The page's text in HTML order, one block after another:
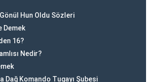
Hun Oldu Sözleri
Demek
16?
Nedir?
Dağ Komando Tugayı Şubesi